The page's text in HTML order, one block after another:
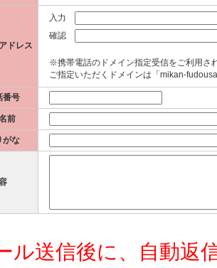
ドレス
入力
確認
※携帯電話のドメイン指定受信をご利用さ
ご指定いただくドメインは「mikan-
番号
前
がな
ル送信後に、自動返